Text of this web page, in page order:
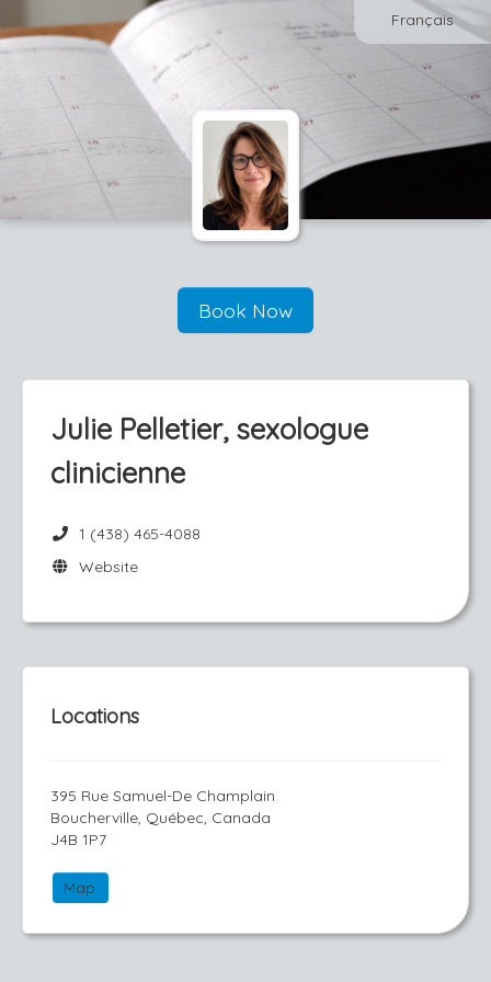
Français
Book Now
Julie Pelletier, sexologue
clinicienne
1 (438) 465-4088
Website
Locations
395 Rue Samuel-De Champlain
Boucherville, Québec, Canada
J4B 1P7
Map